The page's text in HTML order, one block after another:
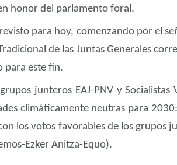
honor del parlamento foral.
para hoy, comenzando por el
de las Juntas Generales
para este fin.
junteros EAJ-PNV y Socialistas
climáticamente neutras para
los votos favorables de los grupos
Ezker Anitza-Equo).